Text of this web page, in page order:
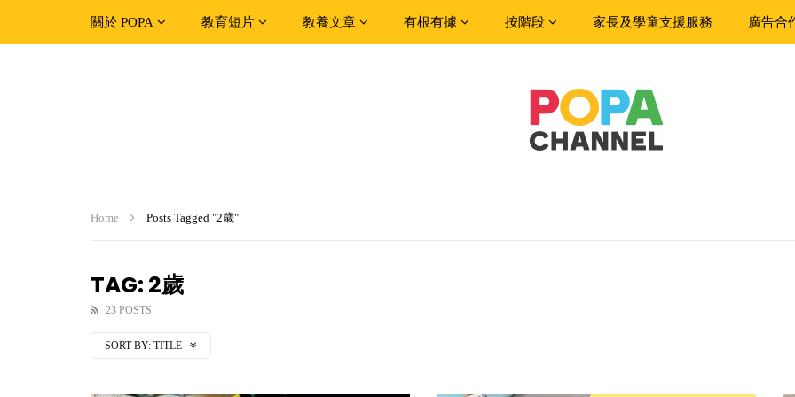
關於 POPA 教育短片 教養文章 有根有據 按階段 家長及學童支援服務 廣告合
Home Posts Tagged "2歲"
TAG: 2歲
23 POSTS
SORT BY: TITLE